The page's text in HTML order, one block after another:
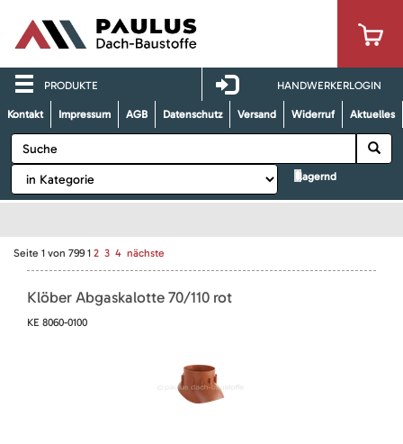
PRODUKTE HANDWERKERLOGIN
Kontakt Impressum AGB Datenschutz Versand Widerruf Aktuelles
lagernd
Seite 1 von 799 1 2 3 4 nächste
Klöber Abgaskalotte 70/110 rot
KE 8060-0100